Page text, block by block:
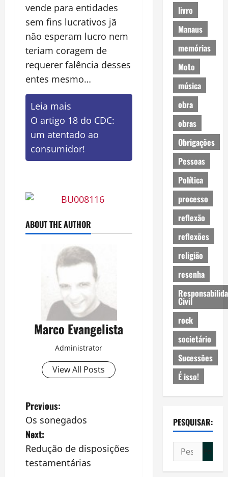
vende para entidades
sem fins lucrativos jã
não esperam lucro nem
teriam coragem de
requerer falência desses
entes mesmo…
Leia mais
O artigo 18 do CDC:
um atentado ao
consumidor!
ABOUT THE AUTHOR
Marco Evangelista
Administrator
View All Posts
P
o
s
Previous:
Os sonegados
Next:
Redução de disposições
testamentárias
livro
Manaus
memórias
Moto
música
obra
obras
Obrigações
Pessoas
Política
processo
reflexão
reflexões
religião
resenha
Civil
rock
societário
Sucessões
É isso!
PESQUISAR:
Pesquisar
por: